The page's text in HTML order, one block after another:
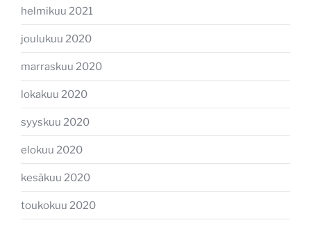
helmikuu 2021
joulukuu 2020
marraskuu 2020
lokakuu 2020
syyskuu 2020
elokuu 2020
kesäkuu 2020
toukokuu 2020